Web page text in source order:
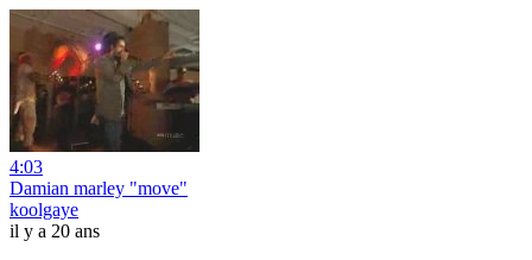
4:03
Damian marley "move"
koolgaye
il y a 20 ans